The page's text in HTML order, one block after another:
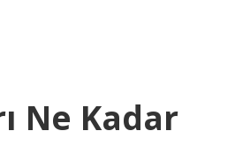
Ne Kadar